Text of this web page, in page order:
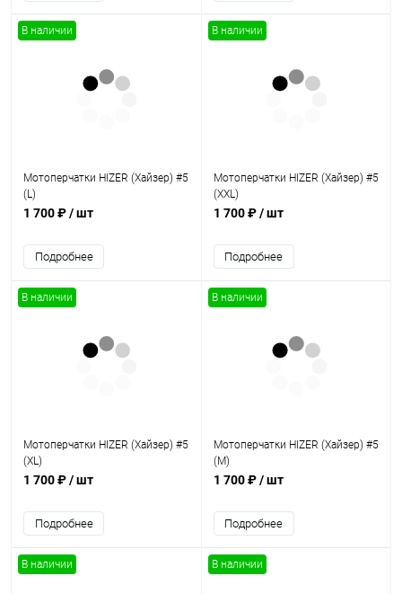
В наличии
Мотоперчатки HIZER (Хайзер) #5
(L)
1 700 ₽/ шт
Подробнее
В наличии
Мотоперчатки HIZER (Хайзер) #5
(XXL)
1 700 ₽/ шт
Подробнее
В наличии
Мотоперчатки HIZER (Хайзер) #5
(XL)
1 700 ₽/ шт
Подробнее
В наличии
Мотоперчатки HIZER (Хайзер) #5
(M)
1 700 ₽/ шт
Подробнее
В наличии В наличии